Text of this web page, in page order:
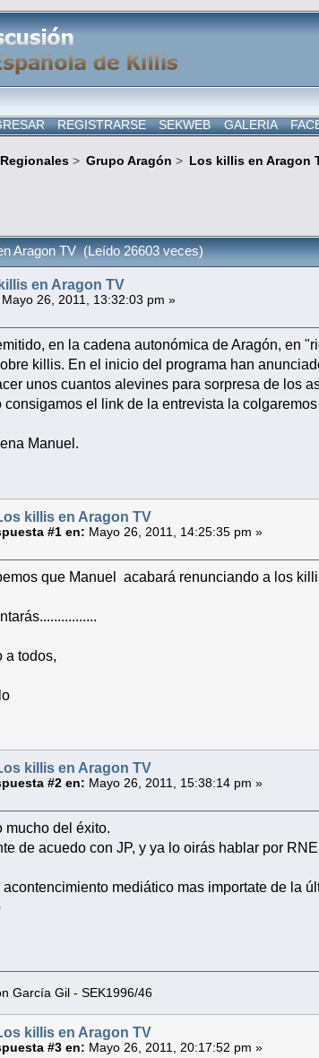
REGISTRARSE SEKWEB GALERIA
> Grupo Aragón > Los killis en Aragon
Aragon TV (Leído 26603 veces)
en Aragon TV
Mayo 26, 2011, 13:32:03 pm »
en la cadena autonómica de Aragón, en
killis. En el inicio del programa han
unos cuantos alevines para sorpresa de los
consigamos el link de la entrevista la
Manuel.
killis en Aragon TV
#1 en: Mayo 26, 2011, 14:25:35 pm »
que Manuel acabará renunciando a los
a todos,
killis en Aragon TV
#2 en: Mayo 26, 2011, 15:38:14 pm »
mucho del éxito.
de acuedo con JP, y ya lo oirás hablar por
acontencimiento mediático mas importate de la
García Gil - SEK1996/46
killis en Aragon TV
#3 en: Mayo 26, 2011, 20:17:52 pm »